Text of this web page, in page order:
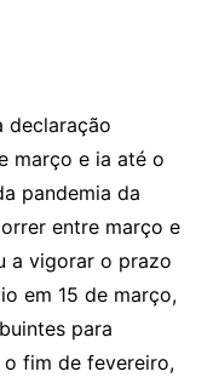
declaração
março e ia até o
pandemia da
entre março e
a vigorar o prazo
em 15 de março,
para
fim de fevereiro,